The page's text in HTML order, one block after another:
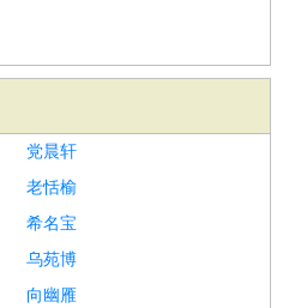
党晨轩
老恬榆
希名宝
乌苑博
向幽雁